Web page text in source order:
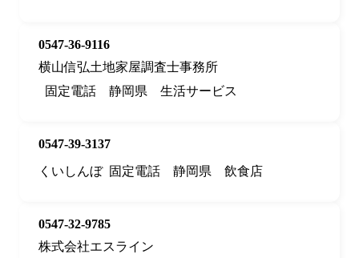
0547-36-9116
横山信弘土地家屋調査士事務所
固定電話
静岡県 生活サービス
0547-39-3137
くいしんぼ 固定電話 静岡県 飲食店
0547-32-9785
株式会社エスライン